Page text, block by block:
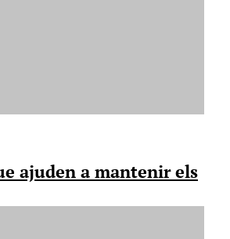
ajuden a mantenir els